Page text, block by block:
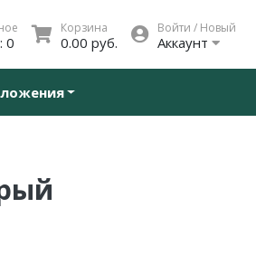
0
Корзина
0.00 руб.
Войти / Новый
Аккаунт